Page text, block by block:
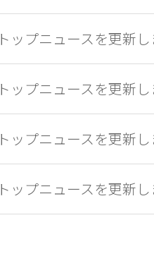
トップニュースを更新
トップニュースを更新
トップニュースを更新
トップニュースを更新